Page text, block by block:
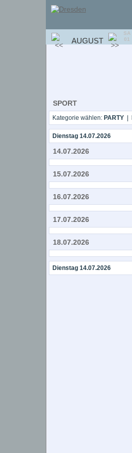
SPORT
Kategorie wählen: PARTY|
Dienstag 14.07.2026
14.07.2026
15.07.2026
16.07.2026
17.07.2026
18.07.2026
Dienstag 14.07.2026
AUGUST
SA
01